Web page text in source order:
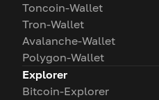
Toncoin-Wallet
Tron-Wallet
Avalanche-Wallet
Polygon-Wallet
Explorer
Bitcoin-Explorer